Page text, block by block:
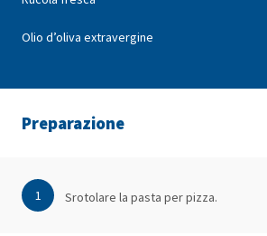
Olio d’oliva extravergine
Preparazione
1 Srotolare la pasta per pizza.